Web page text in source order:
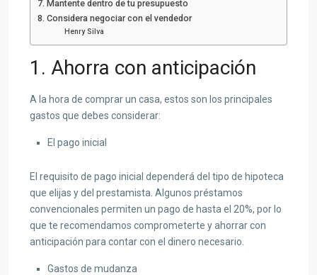
7. Mantente dentro de tu presupuesto
8. Considera negociar con el vendedor
Henry Silva
1. Ahorra con anticipación
A la hora de comprar un casa, estos son los principales
gastos que debes considerar:
El pago inicial
El requisito de pago inicial dependerá del tipo de hipoteca
que elijas y del prestamista. Algunos préstamos
convencionales permiten un pago de hasta el 20%, por lo
que te recomendamos comprometerte y ahorrar con
anticipación para contar con el dinero necesario.
Gastos de mudanza